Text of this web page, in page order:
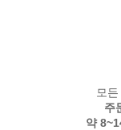
모
주
약